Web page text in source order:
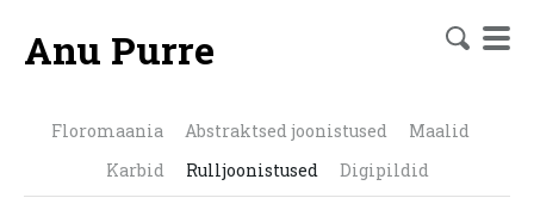
Anu Purre
Floromaania Abstraktsed joonistused
Maalid
Karbid
Rulljoonistused Digipildid